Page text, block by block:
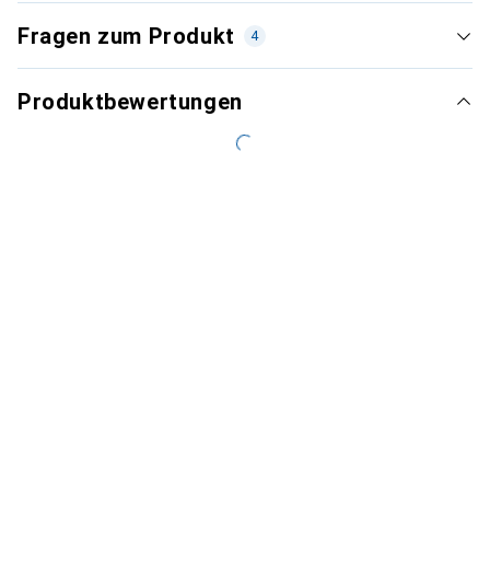
Fragen zum Produkt 4
Produktbewertungen